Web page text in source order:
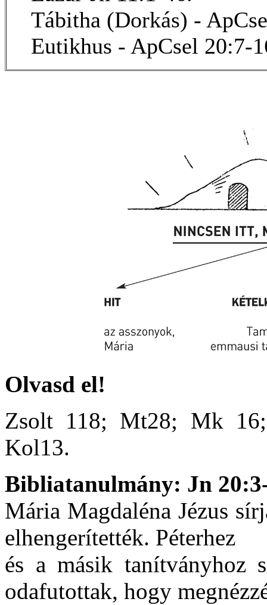
Tábitha (Dorkás) -
Eutikhus - ApCsel 20:7-
Olvasd el!
Zsolt 118; Mt28; Mk
Kol13.
Bibliatanulmány: Jn
Mária Magdaléna Jézus
elhengerítették. Péterhez
és a másik tanítványhoz
odafutottak, hogy